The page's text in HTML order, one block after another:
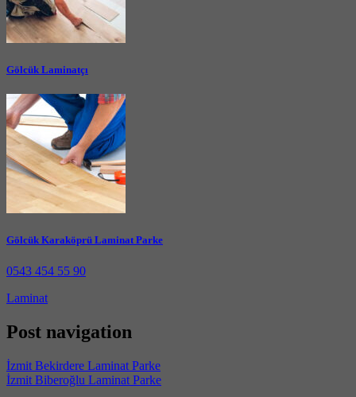
Gölcük Laminatçı
Gölcük Karaköprü Laminat Parke
0543 454 55 90
Laminat
Post navigation
İzmit Bekirdere Laminat Parke
İzmit Biberoğlu Laminat Parke